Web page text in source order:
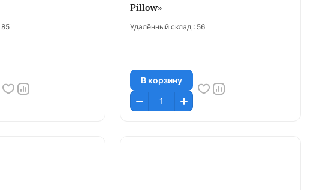
85
Pillow»
Удалённый склад : 56
В корзину